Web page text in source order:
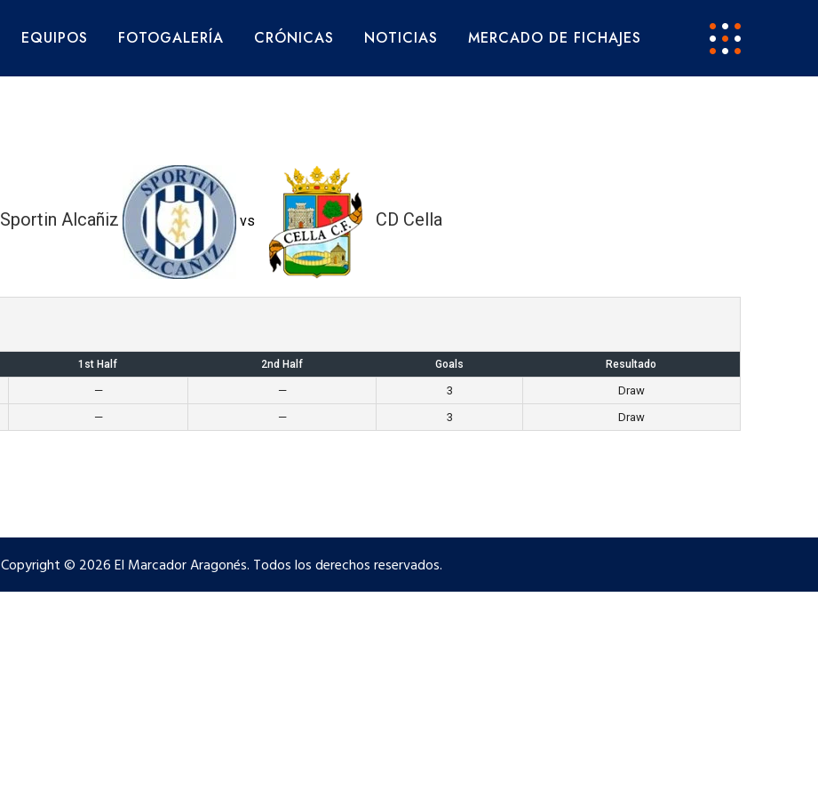
EQUIPOS FOTOGALERÍA CRÓNICAS NOTICIAS MERCADO DE FICHAJES
Sportin Alcañiz vs CD Cella
1st Half 2nd Half Goals Resultado
— — 3
Draw
— — 3 Draw
Copyright © 2026 El Marcador Aragonés. Todos los derechos reservados.